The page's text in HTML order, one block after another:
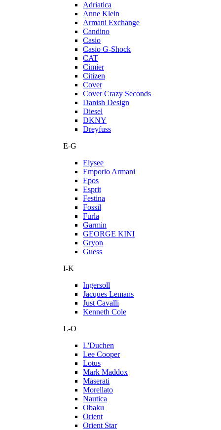
Adriatica
Anne Klein
Armani Exchange
Candino
Casio
Casio G-Shock
CAT
Cimier
Citizen
Cover
Cover Crazy Seconds
Danish Design
Diesel
DKNY
Dreyfuss
E-G
Elysee
Emporio Armani
Epos
Esprit
Festina
Fossil
Furla
Garmin
GEORGE KINI
Gryon
Guess
I-K
Ingersoll
Jacques Lemans
Just Cavalli
Kenneth Cole
L-O
L'Duchen
Lee Cooper
Lotus
Mark Maddox
Maserati
Morellato
Nautica
Obaku
Orient
Orient Star